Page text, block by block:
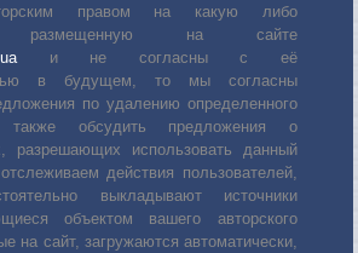
правом на какую либо
размещенную на сайте
и не согласны с её
в будущем, то мы согласны
по удалению определенного
обсудить предложения о
разрешающих использовать данный
действия пользователей,
выкладывают источники
объектом вашего авторского
на сайт, загружаются автоматически,